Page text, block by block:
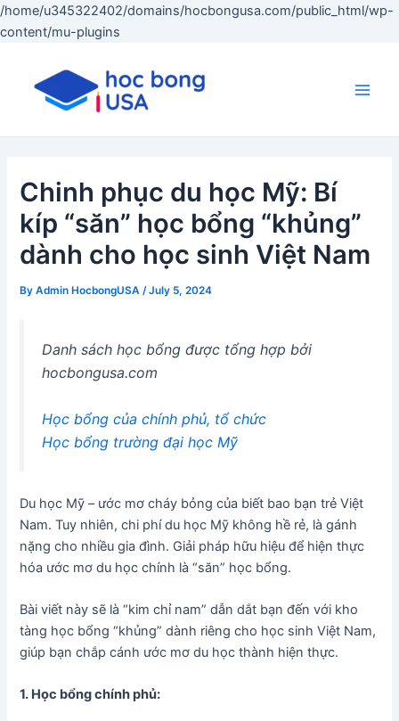
/home/u345322402/domains/hocbongusa.com/public_html/wp-
content/mu-plugins
content
Chinh phục du học Mỹ: Bí
kíp “săn” học bổng “khủng”
dành cho học sinh Việt Nam
ByAdmin HocbongUSA/July 5, 2024
Danh sách học bổng được tổng hợp bởi
hocbongusa.com
Học bổng của chính phủ, tổ chức
Học bổng trường đại học Mỹ
Du học Mỹ – ước mơ cháy bỏng của biết bao bạn trẻ Việt
Nam. Tuy nhiên, chi phí du học Mỹ không hề rẻ, là gánh
nặng cho nhiều gia đình. Giải pháp hữu hiệu để hiện thực
hóa ước mơ du học chính là “săn” học bổng.
Bài viết này sẽ là “kim chỉ nam” dẫn dắt bạn đến với kho
tàng học bổng “khủng” dành riêng cho học sinh Việt Nam,
giúp bạn chắp cánh ước mơ du học thành hiện thực.
1. Học bổng chính phủ: